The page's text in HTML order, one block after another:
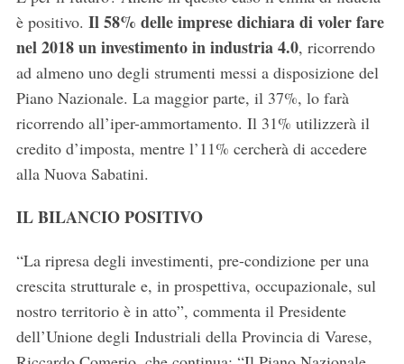
è positivo. Il 58% delle imprese dichiara di voler fare
nel 2018 un investimento in industria 4.0, ricorrendo
ad almeno uno degli strumenti messi a disposizione del
Piano Nazionale. La maggior parte, il 37%, lo farà
ricorrendo all’iper-ammortamento. Il 31% utilizzerà il
credito d’imposta, mentre l’11% cercherà di accedere
alla Nuova Sabatini.
IL BILANCIO POSITIVO
“La ripresa degli investimenti, pre-condizione per una
crescita strutturale e, in prospettiva, occupazionale, sul
nostro territorio è in atto”, commenta il Presidente
dell’Unione degli Industriali della Provincia di Varese,